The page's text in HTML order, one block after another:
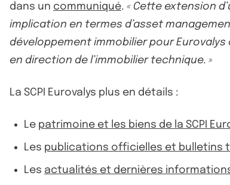
dans un communiqué. « Cette extension
implication en termes d’asset
développement immobilier pour
en direction de l’immobilier technique. »
La SCPI Eurovalys plus en détails :
Le patrimoine et les biens de la SCPI
Les publications officielles et bulletins
Les actualités et dernières informations